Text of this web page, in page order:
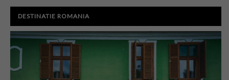
DESTINATIE ROMANIA